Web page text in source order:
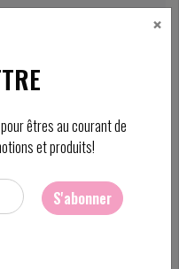
MASQUES
×
êtres au courant de
et produits!
S'abonner